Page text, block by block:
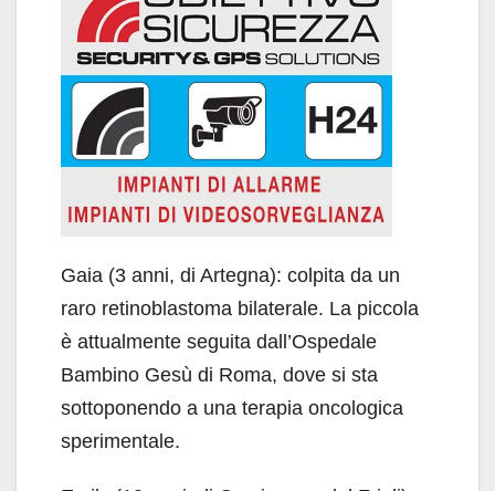
Gaia (3 anni, di Artegna): colpita da un
raro retinoblastoma bilaterale. La piccola
è attualmente seguita dall’Ospedale
Bambino Gesù di Roma, dove si sta
sottoponendo a una terapia oncologica
sperimentale.